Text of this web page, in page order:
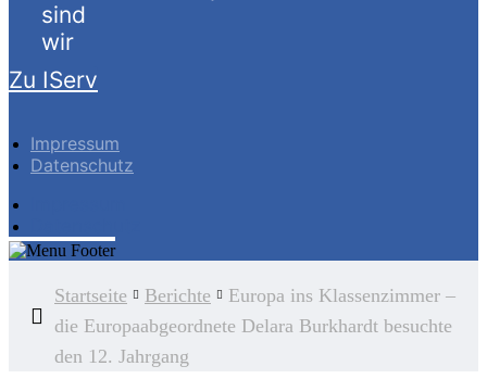
sind
wir
Zu IServ
Impressum
Datenschutz
Startseite Berichte
Europa ins Klassenzimmer –
die Europaabgeordnete Delara Burkhardt besuchte
den 12. Jahrgang